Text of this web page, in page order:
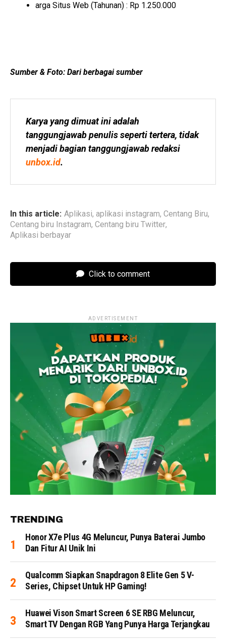
arga Situs Web (Tahunan) : Rp 1.250.000
Sumber & Foto: Dari berbagai sumber
Karya yang dimuat ini adalah
tanggungjawab penulis seperti tertera, tidak
unbox.id.
In this article: Aplikasi, aplikasi instagram, Centang Biru,
Centang biru Instagram, Centang biru Twitter,
Aplikasi berbayar
Click to comment
ADVERTISEMENT
TRENDING
Honor X7e Plus 4G Meluncur, Punya Baterai Jumbo
Dan Fitur AI Unik Ini
Qualcomm Siapkan Snapdragon 8 Elite Gen 5 V-
Series, Chipset Untuk HP Gaming!
Huawei Vison Smart Screen 6 SE RBG Meluncur,
Smart TV Dengan RGB Yang Punya Harga Terjangkau